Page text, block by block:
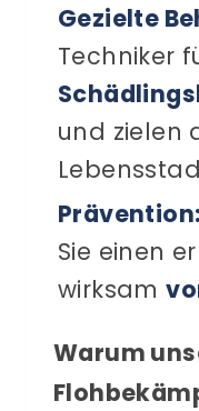
Gezielte
Techniker
und zielen
Prävention:
Sie einen
wirksam
Warum